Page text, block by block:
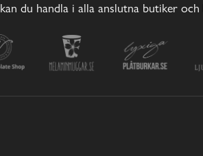
du handla i alla anslutna butiker